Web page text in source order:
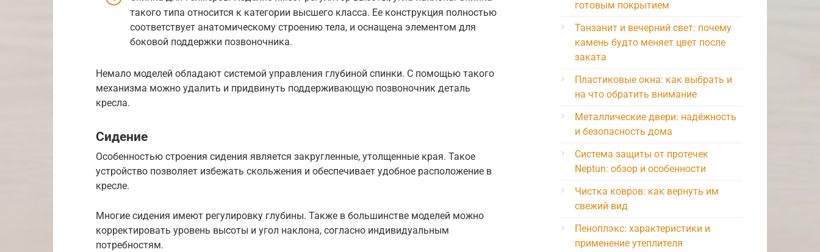
такого типа относится к категории высшего класса. Ее конструкция полностью
соответствует анатомическому строению тела, и оснащена элементом для
боковой поддержки позвоночника.
Немало моделей обладают системой управления глубиной спинки. С помощью такого
механизма можно удалить и придвинуть поддерживающую позвоночник деталь
кресла.
Сидение
Особенностью строения сидения является закругленные, утолщенные края. Такое
устройство позволяет избежать скольжения и обеспечивает удобное расположение в
кресле.
Многие сидения имеют регулировку глубины. Также в большинстве моделей можно
корректировать уровень высоты и угол наклона, согласно индивидуальным
потребностям.
готовым покрытием
Танзанит и вечерний свет: почему
камень будто меняет цвет после
заката
Пластиковые окна: как выбрать и
на что обратить внимание
Металлические двери: надёжность
и безопасность дома
Система защиты от протечек
Neptun: обзор и особенности
Чистка ковров: как вернуть им
свежий вид
Пеноплэкс: характеристики и
применение утеплителя